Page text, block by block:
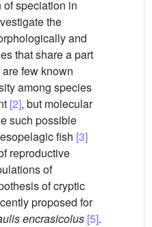
speciation in
the
and
that share a part
are few known
among species
[2], but molecular
such possible
fish [3]
reproductive
of
of cryptic
proposed for
encrasicolus [5].